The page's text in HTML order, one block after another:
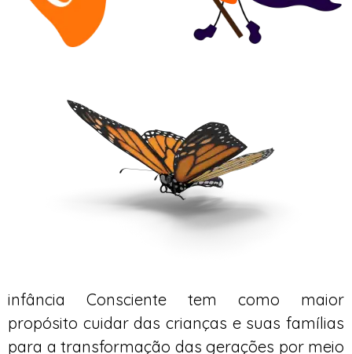
infância Consciente tem como maior
propósito cuidar das crianças e suas famílias
para a transformação das gerações por meio